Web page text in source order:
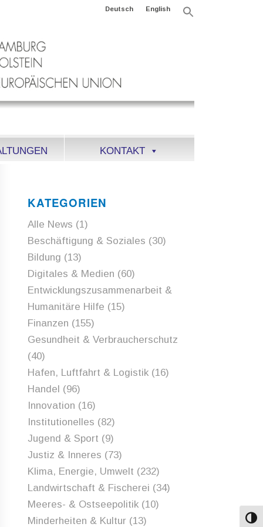
Deutsch English
KONTAKT
KATEGORIEN
Alle News (1)
Beschäftigung & Soziales (30)
Bildung (13)
Digitales & Medien (60)
Entwicklungszusammenarbeit &
Humanitäre Hilfe (15)
Finanzen (155)
Gesundheit & Verbraucherschutz
(40)
Hafen, Luftfahrt & Logistik(16)
Handel (96)
Innovation (16)
Institutionelles (82)
Jugend & Sport (9)
Justiz & Inneres (73)
Klima, Energie, Umwelt (232)
Landwirtschaft & Fischerei (34)
Meeres- & Ostseepolitik(10)
Minderheiten & Kultur(13)